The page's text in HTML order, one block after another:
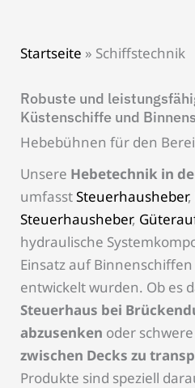
Startseite » Schiffstechnik
Robuste und
Küstenschiffe und
Hebebühnen für den
Unsere Hebetechnik in
umfasstSteuerhausheber,
Steuerhausheber,
hydraulische
Einsatz auf
entwickelt wurden. Ob es
Steuerhaus bei
abzusenken oder schwere
zwischen Decks zu
Produkte sind speziell